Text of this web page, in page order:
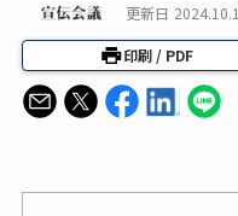
更新日 2024.10.1
印刷 / PDF